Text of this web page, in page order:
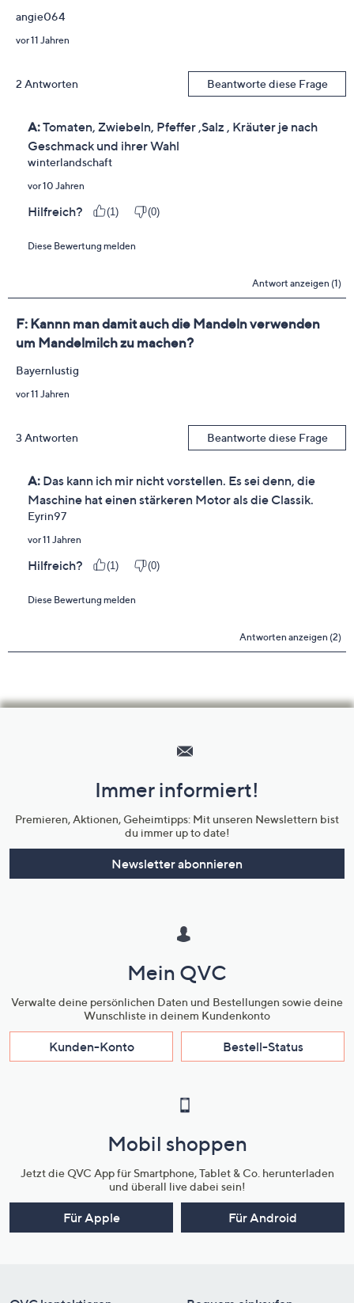
Unternehmensinformationen
Immer informiert!
Premieren, Aktionen, Geheimtipps: Mit unseren Newslettern bist
du immer up to date!
Newsletter abonnieren
Mein QVC
Verwalte deine persönlichen Daten und Bestellungen sowie deine
Wunschliste in deinem Kundenkonto
Kunden-Konto Bestell-Status
Mobil shoppen
Jetzt die QVC App für Smartphone, Tablet & Co. herunterladen
und überall live dabei sein!
Für Apple Für Android